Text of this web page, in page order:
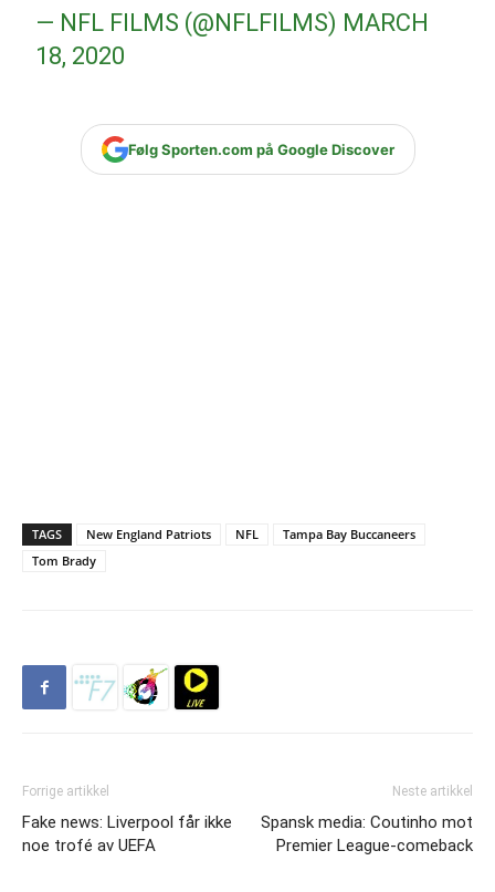
— NFL FILMS (@NFLFILMS) MARCH
18, 2020
Følg Sporten.com på Google Discover
TAGS New England Patriots NFL
Tampa Bay Buccaneers
Tom Brady
Forrige artikkel
Fake news: Liverpool får ikke
noe trofé av UEFA
Neste artikkel
Spansk media: Coutinho mot
Premier League-comeback